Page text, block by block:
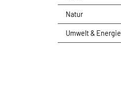
Natur
Umwelt & Energie